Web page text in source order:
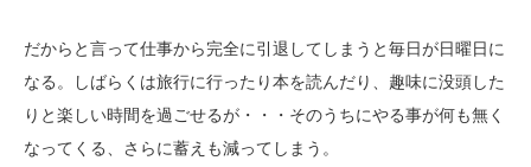
だからと言って仕事から完全に引退してしまうと毎日が日曜日に
なる。しばらくは旅行に行ったり本を読んだり、趣味に没頭した
りと楽しい時間を過ごせるが・・・そのうちにやる事が何も無く
なってくる、さらに蓄えも減ってしまう。